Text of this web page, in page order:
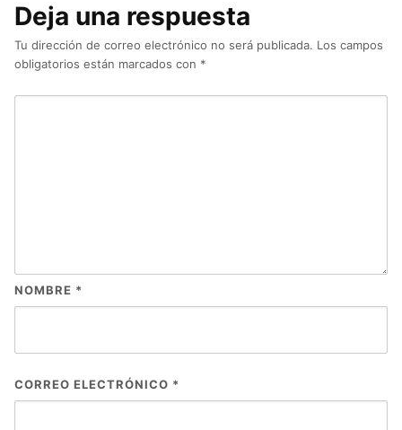
Deja una respuesta
Tu dirección de correo electrónico no será publicada. Los campos
obligatorios están marcados con *
NOMBRE *
CORREO ELECTRÓNICO *